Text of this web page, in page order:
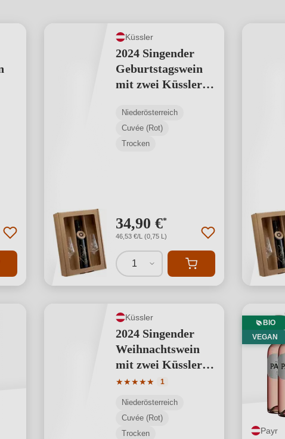
von 5 von 5 Sternen
Küssler
2024 Singender
Geburtstagswein
mit zwei Küssler-
Niederösterreich
Cuvée (Rot)
Trocken
34,90 €*
46,53 €/L (0,75 L)
1
Küssler
2024 Singender
Weihnachtswein
mit zwei Küssler-
Gläsern rot
★★★★★
Durchschnittliche Bewertung von 5 von
1
Niederösterreich
Cuvée (Rot)
Trocken
BIO
VEGAN
Payr